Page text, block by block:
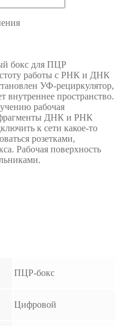
бокс для ПЦР
работы с РНК и ДНК
УФ-рециркулятор,
внутреннее пространство.
рабочая
фрагменты ДНК и РНК
к сети какое-то
розетками,
Рабочая поверхность
ПЦР-бокс
Цифровой